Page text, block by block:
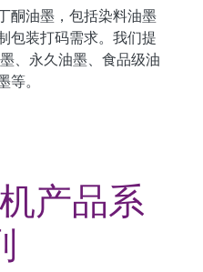
酮油墨，包括染料油墨
包装打码需求。 我们提
、永久油墨、食品级油
等。
产品系